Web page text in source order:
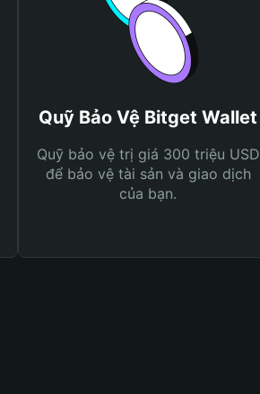
Quỹ Bảo Vệ Bitget Wallet
Quỹ bảo vệ trị giá 300 triệu USD
để bảo vệ tài sản và giao dịch
của bạn.